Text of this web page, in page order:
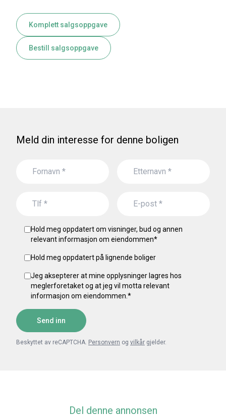
Komplett salgsoppgave
Bestill salgsoppgave
Meld din interesse for denne boligen
Hold meg oppdatert om visninger, bud og annen
relevant informasjon om eiendommen*
Hold meg oppdatert på lignende boliger
Jeg aksepterer at mine opplysninger lagres hos
meglerforetaket og at jeg vil motta relevant
informasjon om eiendommen. *
Send inn
Beskyttet av reCAPTCHA. Personvern og vilkår gjelder.
Del denne annonsen